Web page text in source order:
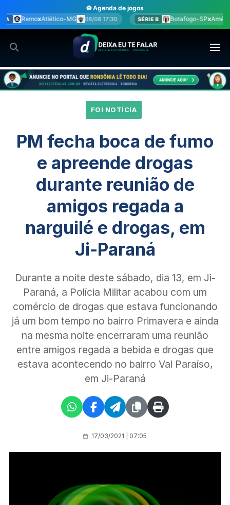
para
o
conteúdo
⚽ Agenda de jogos
17:30 SÉRIE B Botafogo-SPxAmérica-MG 08/08 17:30 BRA
FOI NOTÍCIA
PM fecha boca de fumo
e apreende drogas
durante reunião de
amigos regada a
narguilé e drogas, em
Ji-Paraná
Durante a noite deste sábado, dia 13, em Ji-
Paraná, a Polícia Militar acabou com um
comércio de drogas que estava funcionando
já um bom tempo no bairro Primavera e ainda
na mesma noite encerraram uma reunião
entre amigos regada a bebida e drogas que
estava acontecendo no bairro Val Paraíso,
em Ji-Paraná
17/03/2021 | 07:05